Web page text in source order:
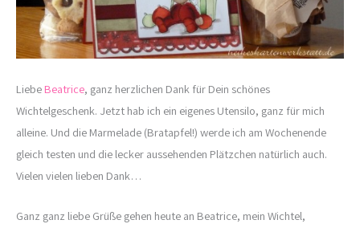
Liebe Beatrice, ganz herzlichen Dank für Dein schönes
Wichtelgeschenk. Jetzt hab ich ein eigenes Utensilo, ganz für mich
alleine. Und die Marmelade (Bratapfel!) werde ich am Wochenende
gleich testen und die lecker aussehenden Plätzchen natürlich auch.
Vielen vielen lieben Dank…
Ganz ganz liebe Grüße gehen heute an Beatrice, mein Wichtel,